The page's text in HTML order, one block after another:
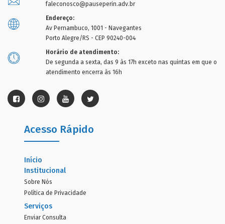
faleconosco@pauseperin.adv.br
Endereço:
Av Pernambuco, 1001 - Navegantes
Porto Alegre/RS - CEP 90240-004
Horário de atendimento:
De segunda a sexta, das 9 às 17h exceto nas quintas em que o
atendimento encerra às 16h
Acesso Rápido
Início
Institucional
Sobre Nós
Política de Privacidade
Serviços
Enviar Consulta